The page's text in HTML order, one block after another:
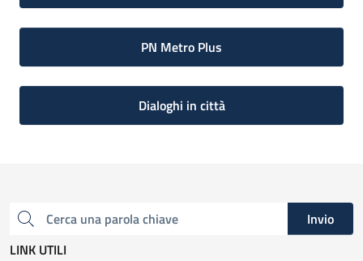
PN Metro Plus
Dialoghi in città
Cerca una parola chiave
Invio
LINK UTILI